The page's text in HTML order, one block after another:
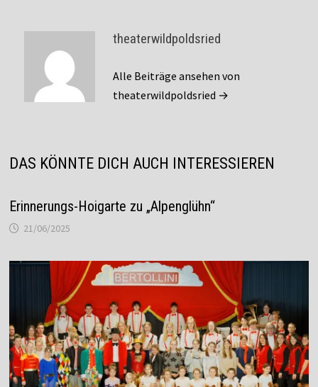
theaterwildpoldsried
Alle Beiträge ansehen von
theaterwildpoldsried →
DAS KÖNNTE DICH AUCH INTERESSIEREN
Erinnerungs-Hoigarte zu „Alpenglühn“
21/06/2025